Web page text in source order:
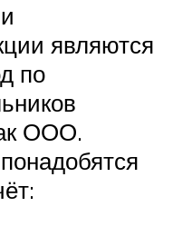
являются
по
ООО.